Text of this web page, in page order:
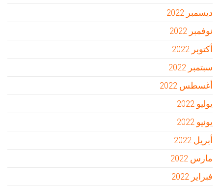
ديسمبر 2022
نوفمبر 2022
أكتوبر 2022
سبتمبر 2022
أغسطس 2022
يوليو 2022
يونيو 2022
أبريل 2022
مارس 2022
فبراير 2022